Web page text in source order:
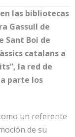
las bibliotecas
Gassull de
Sant Boi de
catalans a
la red de
parte los
un referente
de su